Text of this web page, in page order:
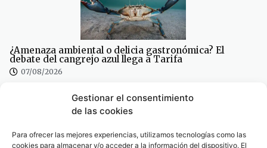
Gestionar el consentimiento
de las cookies
Para ofrecer las mejores experiencias, utilizamos tecnologías como las
cookies para almacenar y/o acceder a la información del dispositivo. El
¿Amenaza ambiental o delicia gastronómica? El
debate del cangrejo azul llega a Tarifa
07/08/2026